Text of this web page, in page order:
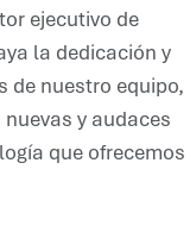
ejecutivo de
la dedicación y
de nuestro equipo,
y audaces
que ofrecemos